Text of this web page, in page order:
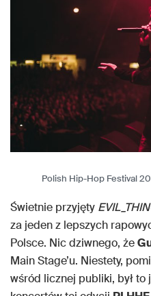
Polish Hip-Hop Festival
Świetnie przyjęty
za jeden z lepszych
Polsce. Nic dziwnego, że
Main Stage’u. Niestety,
wśród licznej publiki, był to